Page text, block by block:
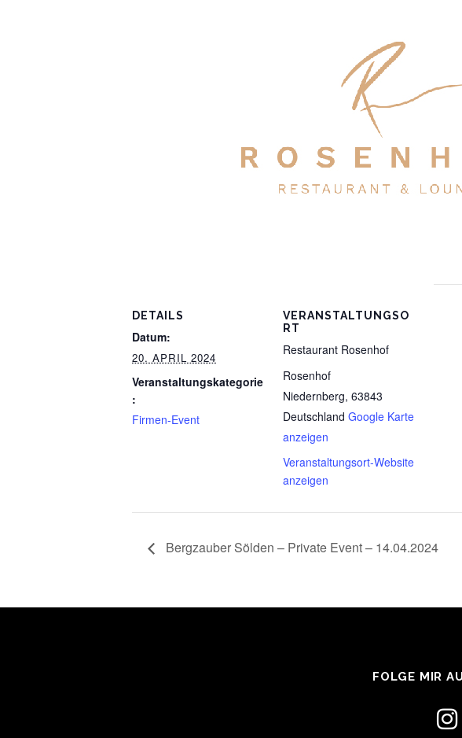
DETAILS
Datum:
20. APRIL 2024
Veranstaltungskategorie
:
Firmen-Event
VERANSTALTUNGSO
RT
Restaurant Rosenhof
Rosenhof
Niedernberg, 63843
Deutschland Google Karte
anzeigen
Veranstaltungsort-Website
anzeigen
Bergzauber Sölden – Private Event – 14.04.2024
FOLGE MIR